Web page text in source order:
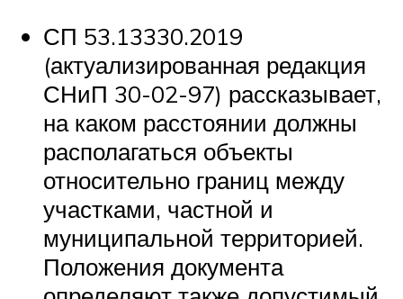
СП 53.13330.2019
(актуализированная редакция
СНиП 30-02-97) рассказывает,
на каком расстоянии должны
располагаться объекты
относительно границ между
участками, частной и
муниципальной территорией.
Положения документа